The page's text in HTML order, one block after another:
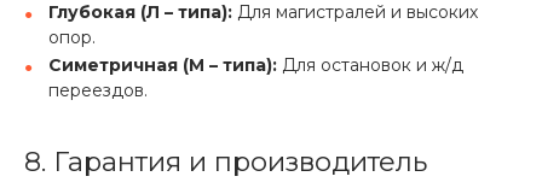
Глубокая (Л – типа): Для магистралей и высоких
опор.
Симетричная (М – типа): Для остановок и ж/д
переездов.
8. Гарантия и производитель